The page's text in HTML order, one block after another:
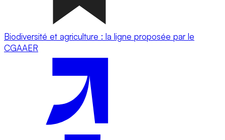
Biodiversité et agriculture : la ligne proposée par le
CGAAER